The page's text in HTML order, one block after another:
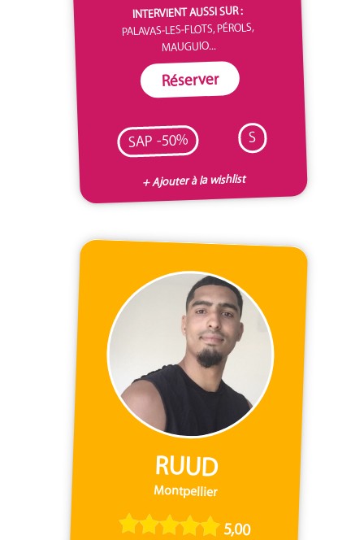
INTERVIENT AUSSI SUR :
PALAVAS-LES-FLOTS, PÉROLS,
MAUGUIO...
Réserver
SAP -50% S
+ Ajouter à la wishlist
RUUD
Montpellier
5,00